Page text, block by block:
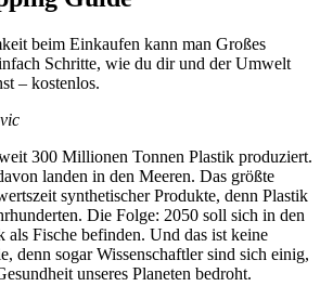
beim Einkaufen kann man Großes
Schritte, wie du dir und der Umwelt
– kostenlos.
300 Millionen Tonnen Plastik produziert.
landen in den Meeren. Das größte
synthetischer Produkte, denn Plastik
Die Folge: 2050 soll sich in den
als Fische befinden. Und das ist keine
denn sogar Wissenschaftler sind sich einig,
unseres Planeten bedroht.